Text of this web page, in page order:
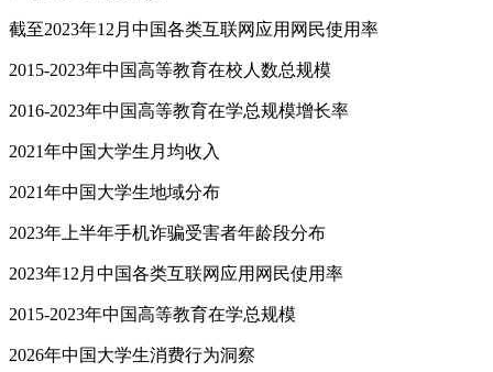
截至2023年12月中国各类互联网应用网民使用率
2015-2023年中国高等教育在校人数总规模
2016-2023年中国高等教育在学总规模增长率
2021年中国大学生月均收入
2021年中国大学生地域分布
2023年上半年手机诈骗受害者年龄段分布
2023年12月中国各类互联网应用网民使用率
2015-2023年中国高等教育在学总规模
2026年中国大学生消费行为洞察